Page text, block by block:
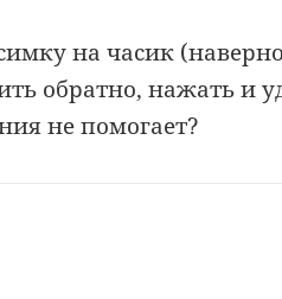
на часик
обратно, нажать и
не помогает?